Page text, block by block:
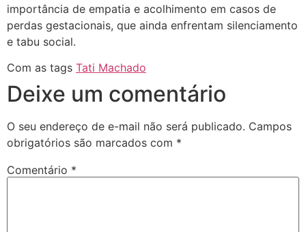
importância de empatia e acolhimento em casos de
perdas gestacionais, que ainda enfrentam silenciamento
e tabu social.
Com as tags Tati Machado
Deixe um comentário
O seu endereço de e-mail não será publicado. Campos
obrigatórios são marcados com *
Comentário *